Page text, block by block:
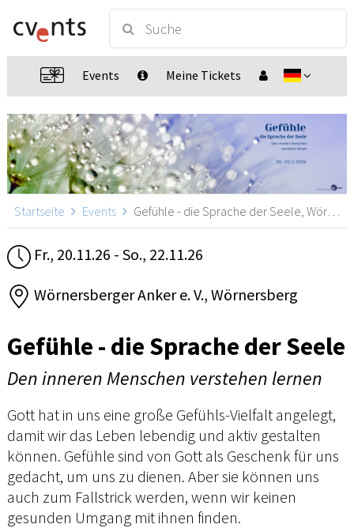
Events Meine Tickets
Startseite Events Gefühle - die Sprache der Seele, Wörnersberg
Fr., 20.11.26 - So., 22.11.26
Wörnersberger Anker e. V., Wörnersberg
Gefühle - die Sprache der Seele
Den inneren Menschen verstehen lernen
Gott hat in uns eine große Gefühls-Vielfalt angelegt,
damit wir das Leben lebendig und aktiv gestalten
können. Gefühle sind von Gott als Geschenk für uns
gedacht, um uns zu dienen. Aber sie können uns
auch zum Fallstrick werden, wenn wir keinen
gesunden Umgang mit ihnen finden.